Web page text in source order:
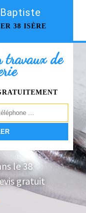
38 ISÈRE
travaux de
le 38
gratuit